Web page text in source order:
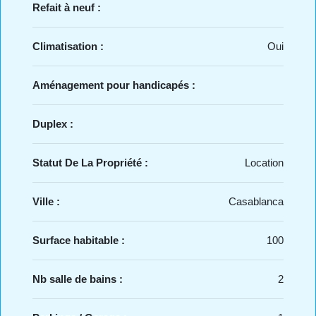
Refait à neuf :
Climatisation : Oui
Aménagement pour handicapés :
Duplex :
Statut De La Propriété : Location
Ville : Casablanca
Surface habitable : 100
Nb salle de bains : 2